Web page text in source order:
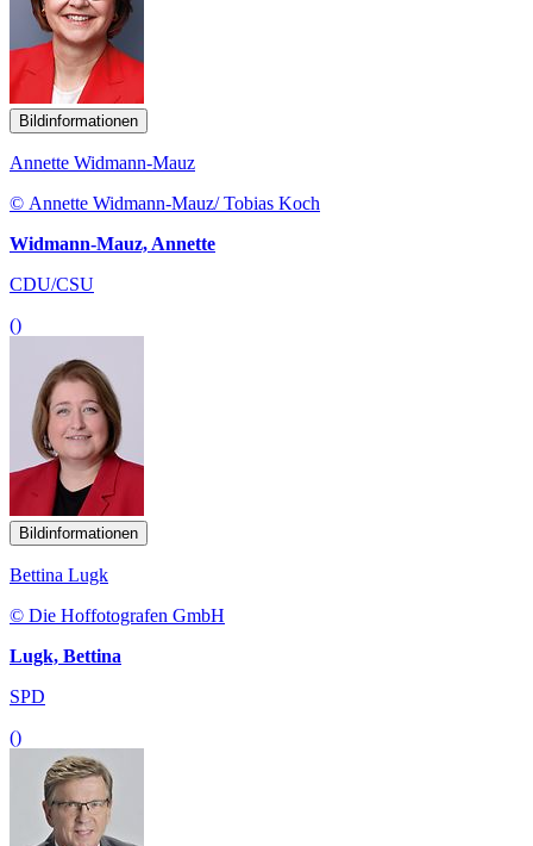
Bildinformationen
Annette Widmann-Mauz
© Annette Widmann-Mauz/ Tobias Koch
Widmann-Mauz, Annette
CDU/CSU
()
Bildinformationen
Bettina Lugk
© Die Hoffotografen GmbH
Lugk, Bettina
SPD
()